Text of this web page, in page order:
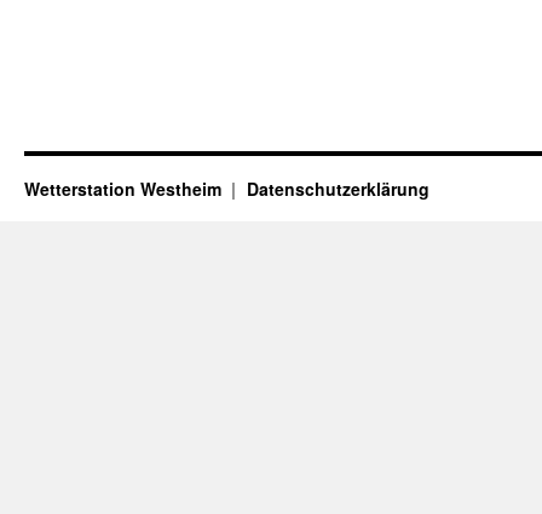
Wetterstation Westheim Datenschutzerklärung